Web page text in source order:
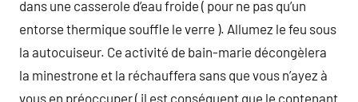
dans une casserole d’eau froide ( pour ne pas qu’un
entorse thermique souffle le verre ). Allumez le feu sous
la autocuiseur. Ce activité de bain-marie décongèlera
la minestrone et la réchauffera sans que vous n’ayez à
vous en préoccuper ( il est conséquent que le contenant